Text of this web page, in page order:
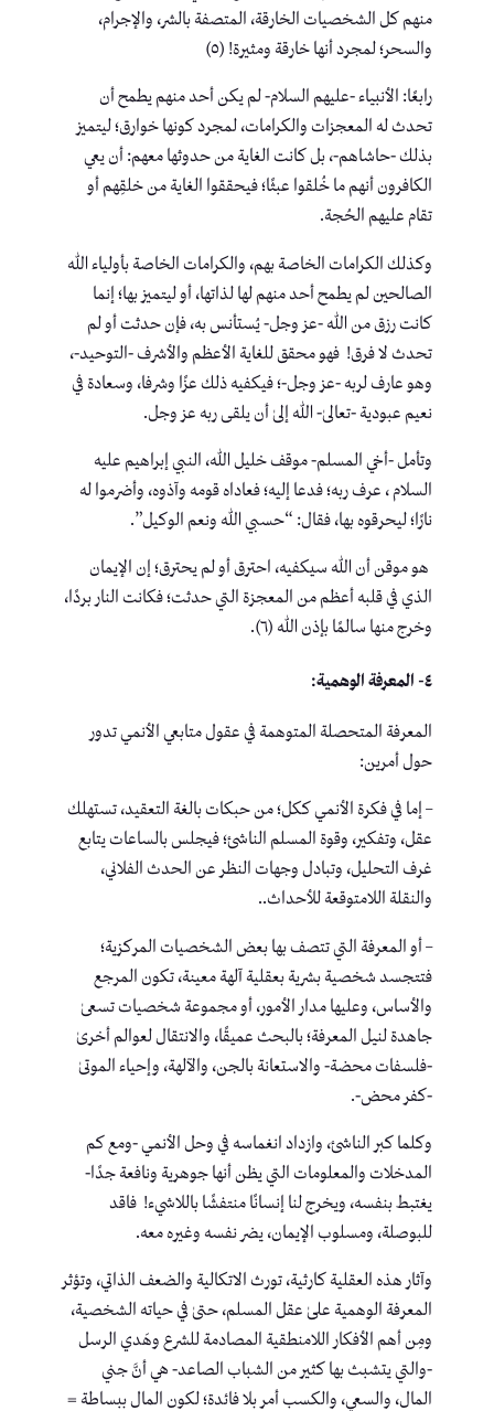
منهم كل الشخصيات الخارقة، المتصفة بالشر، والإجرام،
والسحر؛ لمجرد أنها خارقة ومثيرة! (٥)
رابعًا: الأنبياء -عليهم السلام- لم يكن أحد منهم يطمح أن
تحدث له المعجزات والكرامات، لمجرد كونها خوارق؛ ليتميز
بذلك -حاشاهم-، بل كانت الغاية من حدوثها معهم: أن يعي
الكافرون أنهم ما خُلقوا عبثًا؛ فيحققوا الغاية من خلقِهم أو
تقام عليهم الحُجة.
وكذلك الكرامات الخاصة بهم، والكرامات الخاصة بأولياء الله
الصالحين لم يطمح أحد منهم لها لذاتها، أو ليتميز بها؛ إنما
كانت رزق من الله -عز وجل- يُستأنس به، فإن حدثت أو لم
تحدث لا فرق! فهو محقق للغاية الأعظم والأشرف -التوحيد-،
وهو عارف لربه -عز وجل-؛ فيكفيه ذلك عزًا وشرفا، وسعادة في
نعيم عبودية -تعالىٰ- الله إلىٰ أن يلقى ربه عز وجل.
وتأمل -أخي المسلم- موقف خليل الله، النبي إبراهيم عليه
السلام ، عرف ربه؛ فدعا إليه؛ فعاداه قومه وآذوه، وأضرموا له
نارًا؛ ليحرقوه بها، فقال: “حسبي الله ونعم الوكيل”.
هو موقن أن الله سيكفيه، احترق أو لم يحترق؛ إن الإيمان
الذي في قلبه أعظم من المعجزة التي حدثت؛ فكانت النار بردًا،
وخرج منها سالمًا بإذن الله (٦).
٤- المعرفة الوهمية:
المعرفة المتحصلة المتوهمة في عقول متابعي الأنمي تدور
حول أمرين:
– إما في فكرة الأنمي ككل؛ من حبكات بالغة التعقيد، تستهلك
عقل، وتفكير، وقوة المسلم الناشئ؛ فيجلس بالساعات يتابع
غرف التحليل، وتبادل وجهات النظر عن الحدث الفلاني،
والنقلة اللامتوقعة للأحداث..
– أو المعرفة التي تتصف بها بعض الشخصيات المركزية؛
فتتجسد شخصية بشرية بعقلية آلهة معينة، تكون المرجع
والأساس، وعليها مدار الأمور، أو مجموعة شخصيات تسعىٰ
جاهدة لنيل المعرفة؛ بالبحث عميقًا، والانتقال لعوالم أخرىٰ
-فلسفات محضة- والاستعانة بالجن، والآلهة، وإحياء الموتىٰ
-كفر محض-.
وكلما كبر الناشئ، وازداد انغماسه في وحل الأنمي -ومع كم
المدخلات والمعلومات التي يظن أنها جوهرية ونافعة جدًا-
يغتبط بنفسه، ويخرج لنا إنسانًا منتفشًا باللاشيء! فاقد
للبوصلة، ومسلوب الإيمان، يضر نفسه وغيره معه.
وآثار هذه العقلية كارثية، تورث الاتكالية والضعف الذاتي، وتؤثر
المعرفة الوهمية علىٰ عقل المسلم، حتىٰ في حياته الشخصية،
ومِن أهم الأفكار اللامنطقية المصادمة للشرع وهَدي الرسل
-والتي يتشبث بها كثير من الشباب الصاعد- هي أنَّ جني
المال، والسعي، والكسب أمر بلا فائدة؛ لكون المال ببساطة =